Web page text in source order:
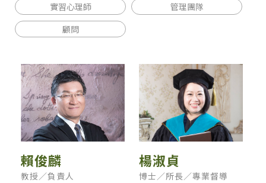
實習心理師
管理團隊
顧問
賴俊麟
教授／負責人
楊淑貞
博士／所長／專業督導